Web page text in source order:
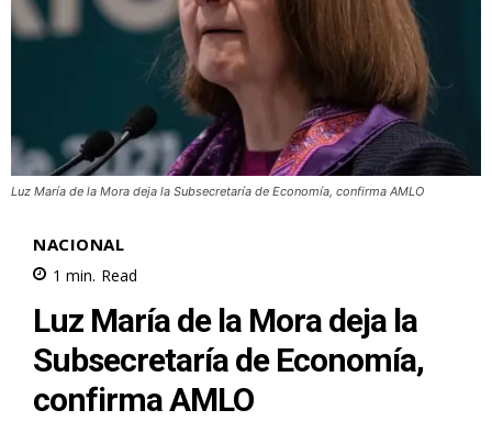
Luz María de la Mora deja la Subsecretaría de Economía, confirma AMLO
NACIONAL
1 min. Read
Luz María de la Mora deja la
Subsecretaría de Economía,
confirma AMLO